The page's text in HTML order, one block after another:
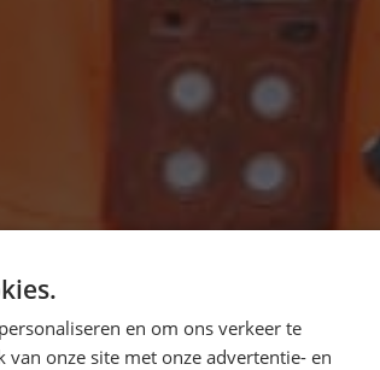
en om ons verkeer te
onze site met onze advertentie- en